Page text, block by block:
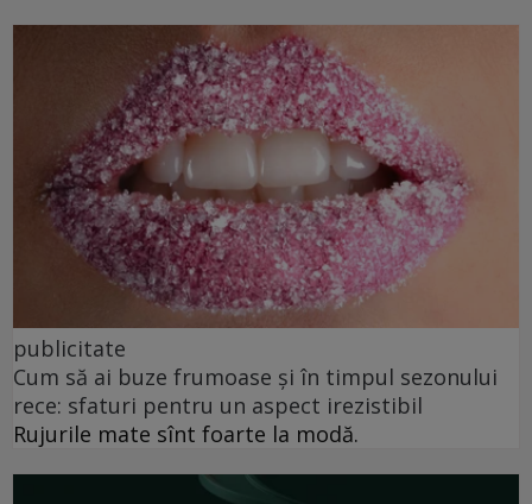
publicitate
Cum să ai buze frumoase şi în timpul sezonului
rece: sfaturi pentru un aspect irezistibil
Rujurile mate sînt foarte la modă.